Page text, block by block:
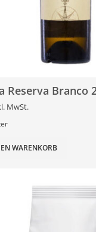
Reserva Branco
MwSt.
WARENKORB